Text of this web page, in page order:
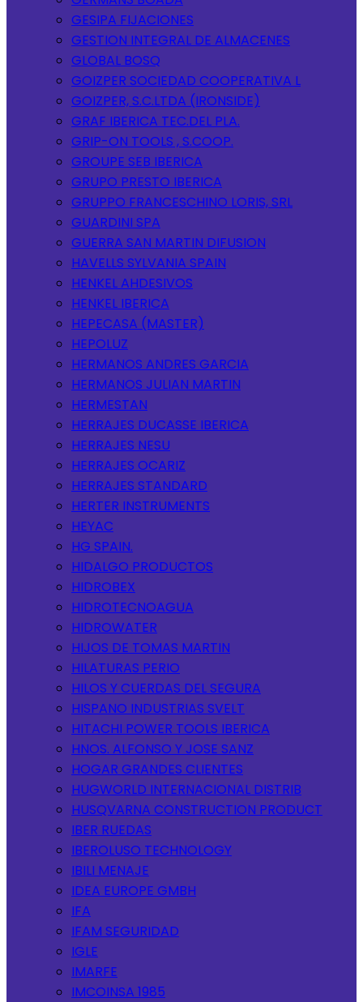
GESIPA FIJACIONES
GESTION INTEGRAL DE ALMACENES
GLOBAL BOSQ
GOIZPER SOCIEDAD COOPERATIVA L
GOIZPER, S.C.LTDA (IRONSIDE)
GRAF IBERICA TEC.DEL PLA.
GRIP-ON TOOLS , S.COOP.
GROUPE SEB IBERICA
GRUPO PRESTO IBERICA
GRUPPO FRANCESCHINO LORIS, SRL
GUARDINI SPA
GUERRA SAN MARTIN DIFUSION
HAVELLS SYLVANIA SPAIN
HENKEL AHDESIVOS
HENKEL IBERICA
HEPECASA (MASTER)
HEPOLUZ
HERMANOS ANDRES GARCIA
HERMANOS JULIAN MARTIN
HERMESTAN
HERRAJES DUCASSE IBERICA
HERRAJES NESU
HERRAJES OCARIZ
HERRAJES STANDARD
HERTER INSTRUMENTS
HEYAC
HG SPAIN.
HIDALGO PRODUCTOS
HIDROBEX
HIDROTECNOAGUA
HIDROWATER
HIJOS DE TOMAS MARTIN
HILATURAS PERIO
HILOS Y CUERDAS DEL SEGURA
HISPANO INDUSTRIAS SVELT
HITACHI POWER TOOLS IBERICA
HNOS. ALFONSO Y JOSE SANZ
HOGAR GRANDES CLIENTES
HUGWORLD INTERNACIONAL DISTRIB
HUSQVARNA CONSTRUCTION PRODUCT
IBER RUEDAS
IBEROLUSO TECHNOLOGY
IBILI MENAJE
IDEA EUROPE GMBH
IFA
IFAM SEGURIDAD
IGLE
IMARFE
IMCOINSA 1985